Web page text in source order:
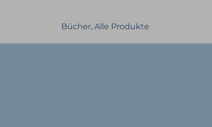
Bücher, Alle Produkte